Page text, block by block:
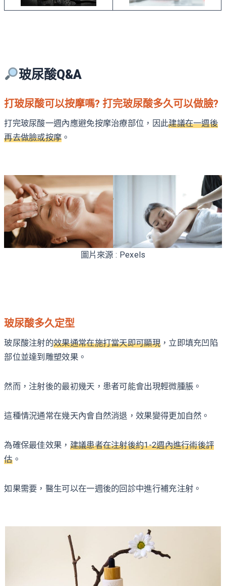
玻尿酸Q&A
打玻尿酸可以按摩嗎? 打完玻尿酸多久可以做臉?
打完玻尿酸一週內應避免按摩治療部位，因此建議在一週後
再去做臉或按摩 。
圖片來源 : Pexels
玻尿酸多久定型
玻尿酸注射的效果通常在施打當天即可顯現，立即填充凹陷
部位並達到雕塑效果。
然而，注射後的最初幾天，患者可能會出現輕微腫脹。
這種情況通常在幾天內會自然消退，效果變得更加自然。
為確保最佳效果， 建議患者在注射後約1-2週內進行術後評
估。
如果需要，醫生可以在一週後的回診中進行補充注射。